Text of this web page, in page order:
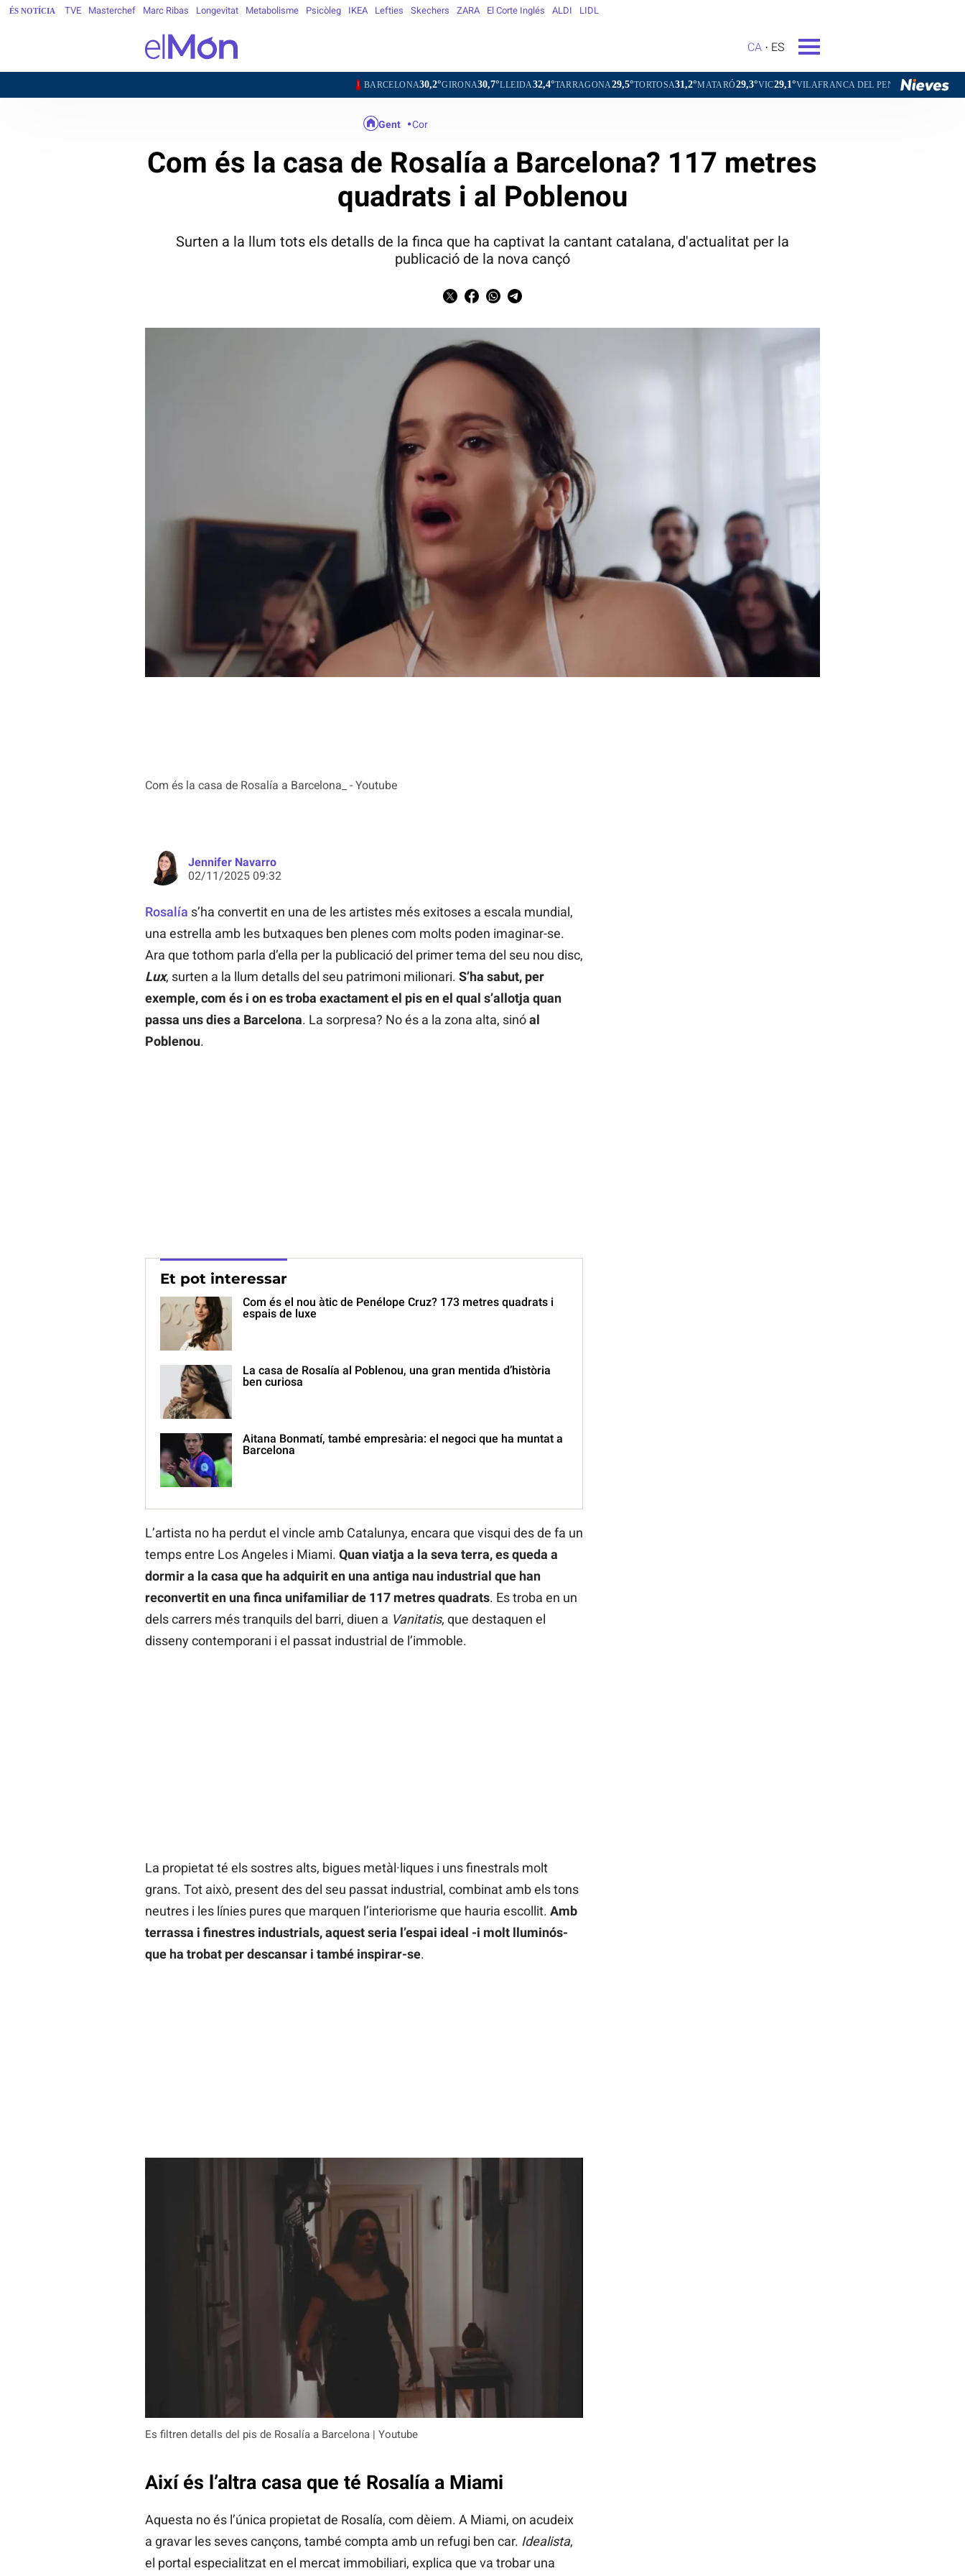
ÉS NOTÍCIA TVE Masterchef Marc Ribas Longevitat Metabolisme Psicòleg IKEA Lefties Skechers ZARA El Corte Inglés ALDI LIDL
CA ES
BARCELONA30,2°GIRONA30,7°LLEIDA32,4°TARRAGONA29,5°TORTOSA31,2°MATARÓ29,3°VIC29,1°VILAFRANCA DEL PENEDÈS28,6°VILANOVA I LA
Com és la casa de Rosalía a Barcelona_ - Youtube
Gent Cor
Com és la casa de Rosalía a Barcelona? 117 metres
quadrats i al Poblenou
Surten a la llum tots els detalls de la finca que ha captivat la cantant catalana, d'actualitat per la
publicació de la nova cançó
Jennifer Navarro
02/11/2025 09:32
Rosalía s’ha convertit en una de les artistes més exitoses a escala mundial,
una estrella amb les butxaques ben plenes com molts poden imaginar-se.
Ara que tothom parla d’ella per la publicació del primer tema del seu nou disc,
Lux, surten a la llum detalls del seu patrimoni milionari. S’ha sabut, per
exemple, com és i on es troba exactament el pis en el qual s’allotja quan
passa uns dies a Barcelona. La sorpresa? No és a la zona alta, sinóal
Poblenou.
Et pot interessar
Com és el nou àtic de Penélope Cruz? 173 metres quadrats i
espais de luxe
La casa de Rosalía al Poblenou, una gran mentida d’història
ben curiosa
Aitana Bonmatí, també empresària: el negoci que ha muntat a
Barcelona
L’artista no ha perdut el vincle amb Catalunya, encara que visqui des de fa un
temps entre Los Angeles i Miami. Quan viatja a la seva terra, es queda a
dormir a la casa que ha adquirit en una antiga nau industrial que han
reconvertit en una finca unifamiliar de 117 metres quadrats. Es troba en un
dels carrers més tranquils del barri, diuen a Vanitatis, que destaquen el
disseny contemporani i el passat industrial de l’immoble.
La propietat té els sostres alts, bigues metàl·liques i uns finestrals molt
grans. Tot això, present des del seu passat industrial, combinat amb els tons
neutres i les línies pures que marquen l’interiorisme que hauria escollit. Amb
terrassa i finestres industrials, aquest seria l’espai ideal -i molt lluminós-
que ha trobat per descansar i també inspirar-se.
Es filtren detalls del pis de Rosalía a Barcelona | Youtube
Així és l’altra casa que té Rosalía a Miami
Aquesta no és l’única propietat de Rosalía, com dèiem. A Miami, on acudeix
a gravar les seves cançons, també compta amb un refugi ben car. Idealista,
el portal especialitzat en el mercat immobiliari, explica que va trobar una